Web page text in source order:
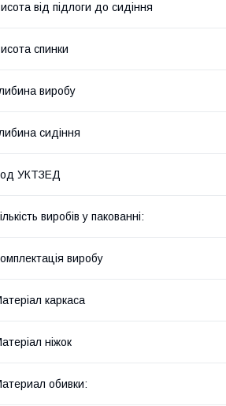
від підлоги до сидіння
спинки
виробу
сидіння
УКТЗЕД
виробів у пакованні:
виробу
каркаса
ніжок
обивки: